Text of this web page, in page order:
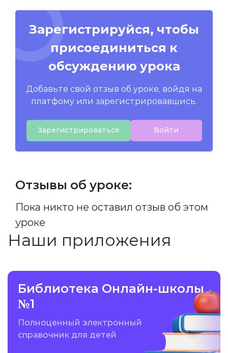
Зарегистрируйся, чтобы
присоединиться к
обсуждению урока
Добавьте свой отзыв об уроке, войдя на
платфому или зарегистрировавшись.
Зарегистрироваться Войти
Отзывы об уроке:
Пока никто не оставил отзыв об этом
уроке
Наши приложения
Библиотека Онлайн-школы
№1
Полноценный электронный
справочник для детей